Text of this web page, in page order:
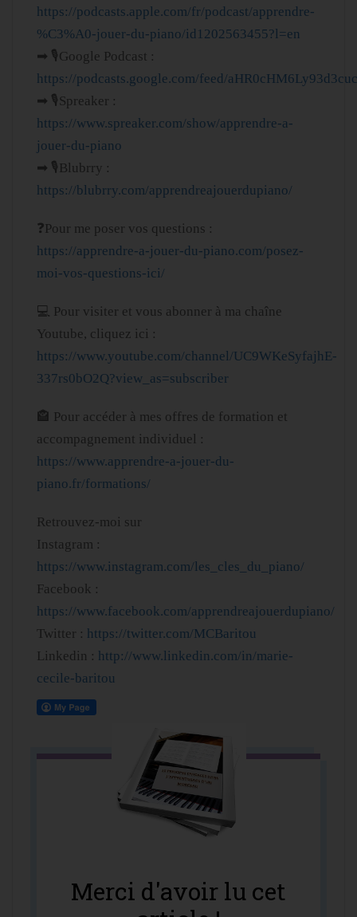
https://podcasts.apple.com/fr/podcast/apprendre-
%C3%A0-jouer-du-piano/id1202563455?l=en
➡ 🎙Google Podcast :
https://podcasts.google.com/feed/
➡ 🎙Spreaker :
https://www.spreaker.com/show/apprendre-a-
jouer-du-piano
➡ 🎙Blubrry :
https://blubrry.com/apprendreajouerdupiano/
❓Pour me poser vos questions :
https://apprendre-a-jouer-du-piano.com/posez-
moi-vos-questions-ici/
💻 Pour visiter et vous abonner à ma chaîne
Youtube, cliquez ici :
https://www.youtube.com/channel/UC9WKeSyfajhE-
337rs0bO2Q?view_as=subscriber
🏤 Pour accéder à mes offres de formation et
accompagnement individuel :
https://www.apprendre-a-jouer-du-
piano.fr/formations/
Retrouvez-moi sur
Instagram :
https://www.instagram.com/les_cles_du_piano/
Facebook :
https://www.facebook.com/apprendreajouerdupiano/
Twitter : https://twitter.com/MCBaritou
Linkedin : http://www.linkedin.com/in/marie-
cecile-baritou
Merci d'avoir lu cet